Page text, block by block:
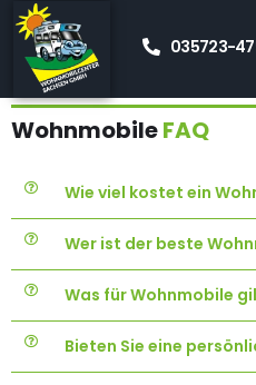
035723-
Wohnmobil FAQ –
müssen
WohnmobileFAQ
Wie viel kostet ein
Wer ist der beste
Was für Wohnmobile
Bieten Sie eine